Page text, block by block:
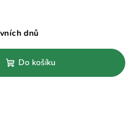
dnů
Do košíku